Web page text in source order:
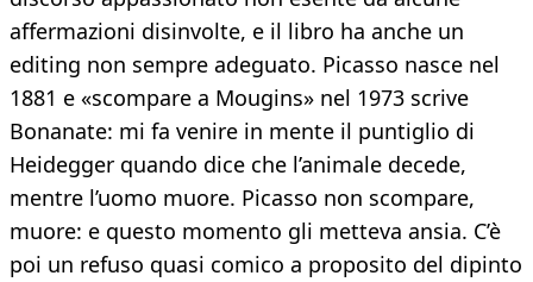
affermazioni disinvolte, e il libro ha anche un
editing non sempre adeguato. Picasso nasce nel
1881 e «scompare a Mougins» nel 1973 scrive
Bonanate: mi fa venire in mente il puntiglio di
Heidegger quando dice che l’animale decede,
mentre l’uomo muore. Picasso non scompare,
muore: e questo momento gli metteva ansia. C’è
poi un refuso quasi comico a proposito del dipinto